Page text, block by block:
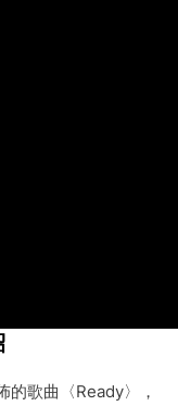
歌曲〈Ready〉，